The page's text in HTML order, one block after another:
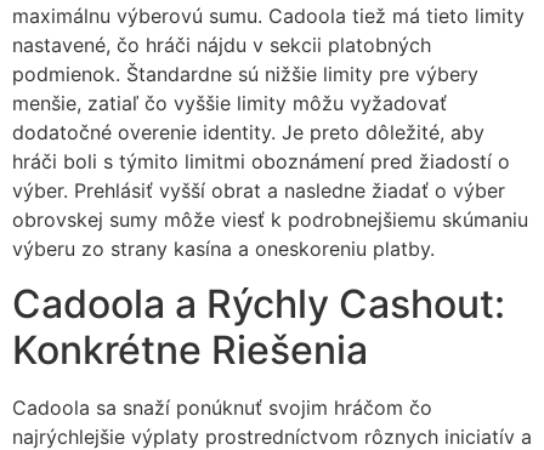
maximálnu výberovú sumu. Cadoola tiež má tieto limity
nastavené, čo hráči nájdu v sekcii platobných
podmienok. Štandardne sú nižšie limity pre výbery
menšie, zatiaľ čo vyššie limity môžu vyžadovať
dodatočné overenie identity. Je preto dôležité, aby
hráči boli s týmito limitmi oboznámení pred žiadostí o
výber. Prehlásiť vyšší obrat a nasledne žiadať o výber
obrovskej sumy môže viesť k podrobnejšiemu skúmaniu
výberu zo strany kasína a oneskoreniu platby.
Cadoola a Rýchly Cashout:
Konkrétne Riešenia
Cadoola sa snaží ponúknuť svojim hráčom čo
najrýchlejšie výplaty prostredníctvom rôznych iniciatív a